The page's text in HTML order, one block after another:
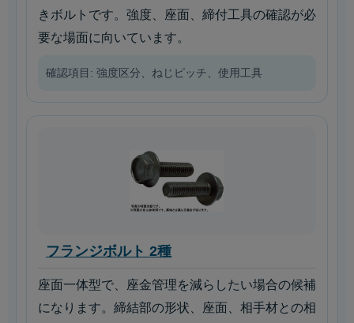
きボルトです。強度、座面、締付工具の確認が必
要な場面に向いています。
確認項目: 強度区分、ねじピッチ、使用工具
フランジボルト 2種
座面一体型で、座金管理を減らしたい場合の候補
になります。締結部の形状、座面、相手材との相